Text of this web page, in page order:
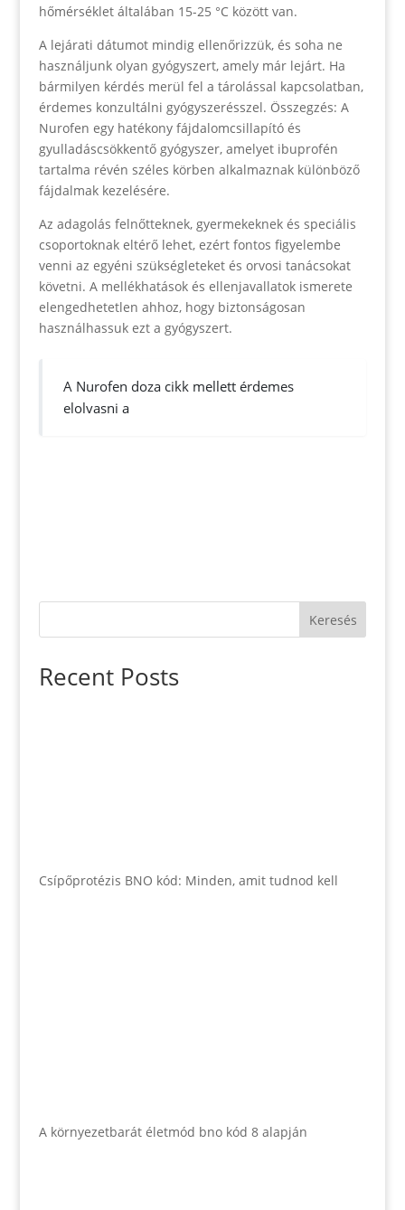
hőmérséklet általában 15-25 °C között van.
A lejárati dátumot mindig ellenőrizzük, és soha ne
használjunk olyan gyógyszert, amely már lejárt. Ha
bármilyen kérdés merül fel a tárolással kapcsolatban,
érdemes konzultálni gyógyszerésszel. Összegzés: A
Nurofen egy hatékony fájdalomcsillapító és
gyulladáscsökkentő gyógyszer, amelyet ibuprofén
tartalma révén széles körben alkalmaznak különböző
fájdalmak kezelésére.
Az adagolás felnőtteknek, gyermekeknek és speciális
csoportoknak eltérő lehet, ezért fontos figyelembe
venni az egyéni szükségleteket és orvosi tanácsokat
követni. A mellékhatások és ellenjavallatok ismerete
elengedhetetlen ahhoz, hogy biztonságosan
használhassuk ezt a gyógyszert.
A Nurofen doza cikk mellett érdemes
elolvasni a
Keresés
Recent Posts
Csípőprotézis BNO kód: Minden, amit tudnod kell
A környezetbarát életmód bno kód 8 alapján